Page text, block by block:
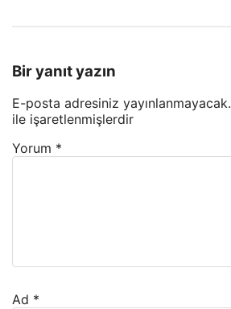
Bir yanıt yazın
E-posta adresiniz yayınlanmayacak.
ile işaretlenmişlerdir
Yorum *
Ad *